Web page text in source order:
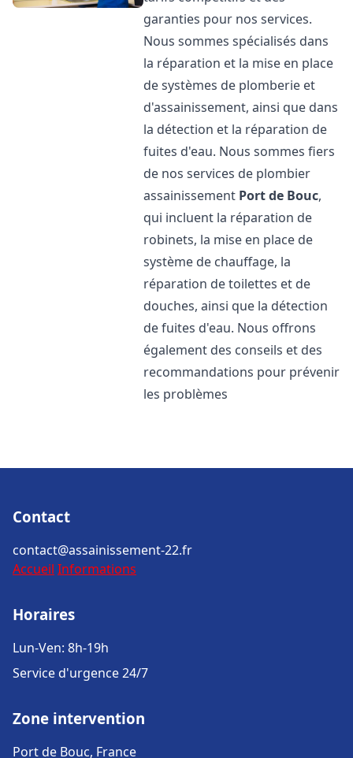
garanties pour nos services.
Nous sommes spécialisés dans
la réparation et la mise en place
de systèmes de plomberie et
d'assainissement, ainsi que dans
la détection et la réparation de
fuites d'eau. Nous sommes fiers
de nos services de plombier
assainissement Port de Bouc,
qui incluent la réparation de
robinets, la mise en place de
système de chauffage, la
réparation de toilettes et de
douches, ainsi que la détection
de fuites d'eau. Nous offrons
également des conseils et des
recommandations pour prévenir
les problèmes
Contact
contact@assainissement-22.fr
Accueil Informations
Horaires
Lun-Ven: 8h-19h
Service d'urgence 24/7
Zone intervention
Port de Bouc, France